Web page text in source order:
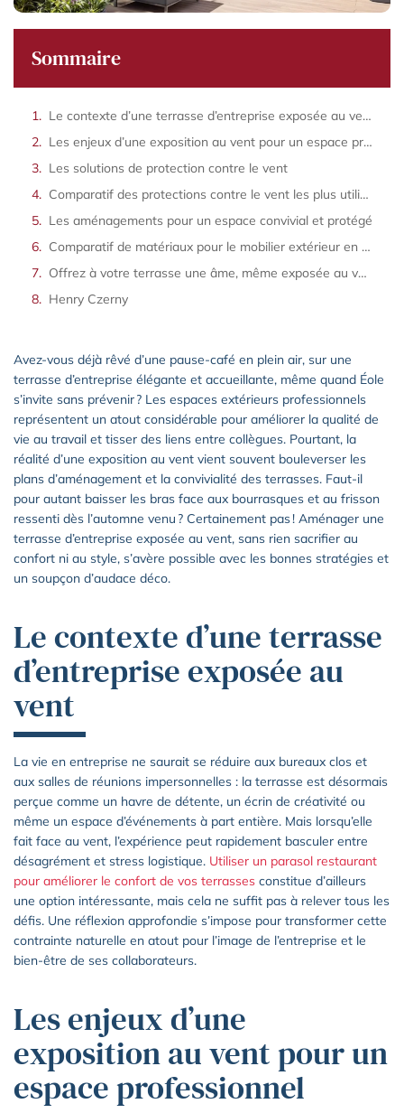
Sommaire
Le contexte d’une terrasse d’entreprise exposée au vent
Les enjeux d’une exposition au vent pour un espace professionnel
Les solutions de protection contre le vent
Comparatif des protections contre le vent les plus utilisées
Les aménagements pour un espace convivial et protégé
Comparatif de matériaux pour le mobilier extérieur en zone venteuse
Offrez à votre terrasse une âme, même exposée au vent
Henry Czerny
Avez-vous déjà rêvé d’une pause-café en plein air, sur une
terrasse d’entreprise élégante et accueillante, même quand Éole
s’invite sans prévenir ? Les espaces extérieurs professionnels
représentent un atout considérable pour améliorer la qualité de
vie au travail et tisser des liens entre collègues. Pourtant, la
réalité d’une exposition au vent vient souvent bouleverser les
plans d’aménagement et la convivialité des terrasses. Faut-il
pour autant baisser les bras face aux bourrasques et au frisson
ressenti dès l’automne venu ? Certainement pas ! Aménager une
terrasse d’entreprise exposée au vent, sans rien sacrifier au
confort ni au style, s’avère possible avec les bonnes stratégies et
un soupçon d’audace déco.
Le contexte d’une terrasse
d’entreprise exposée au
vent
La vie en entreprise ne saurait se réduire aux bureaux clos et
aux salles de réunions impersonnelles : la terrasse est désormais
perçue comme un havre de détente, un écrin de créativité ou
même un espace d’événements à part entière. Mais lorsqu’elle
fait face au vent, l’expérience peut rapidement basculer entre
désagrément et stress logistique. Utiliser un parasol restaurant
pour améliorer le confort de vos terrasses constitue d’ailleurs
une option intéressante, mais cela ne suffit pas à relever tous les
défis. Une réflexion approfondie s’impose pour transformer cette
contrainte naturelle en atout pour l’image de l’entreprise et le
bien-être de ses collaborateurs.
Les enjeux d’une
exposition au vent pour un
espace professionnel